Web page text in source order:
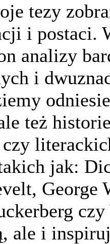
tezy
i postaci.
analizy
i
też
jak:
ale i